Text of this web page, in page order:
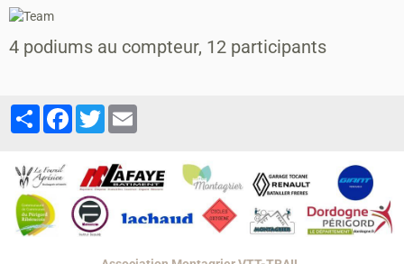
4 podiums au compteur, 12 participants
PartagerFacebook
Twitter